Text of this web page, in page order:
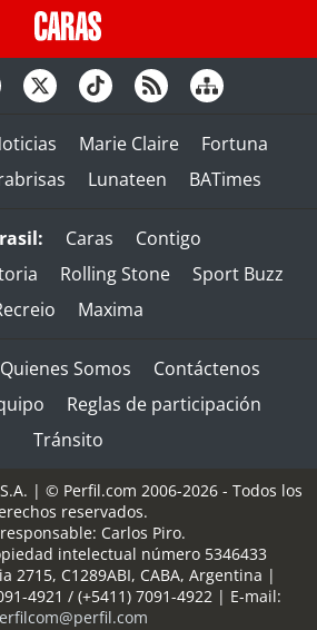
Marie Claire
Fortuna
Lunateen BATimes
Caras
Contigo
Rolling Stone
Sport Buzz
Maxima
Quienes Somos
Contáctenos
Reglas de participación
Tránsito
| © Perfil.com 2006-2026 - Todos los
reservados.
Carlos Piro.
intelectual número 5346433
2715, C1289ABI, CABA, Argentina |
4921 / (+5411) 7091-4922 | E-mail: